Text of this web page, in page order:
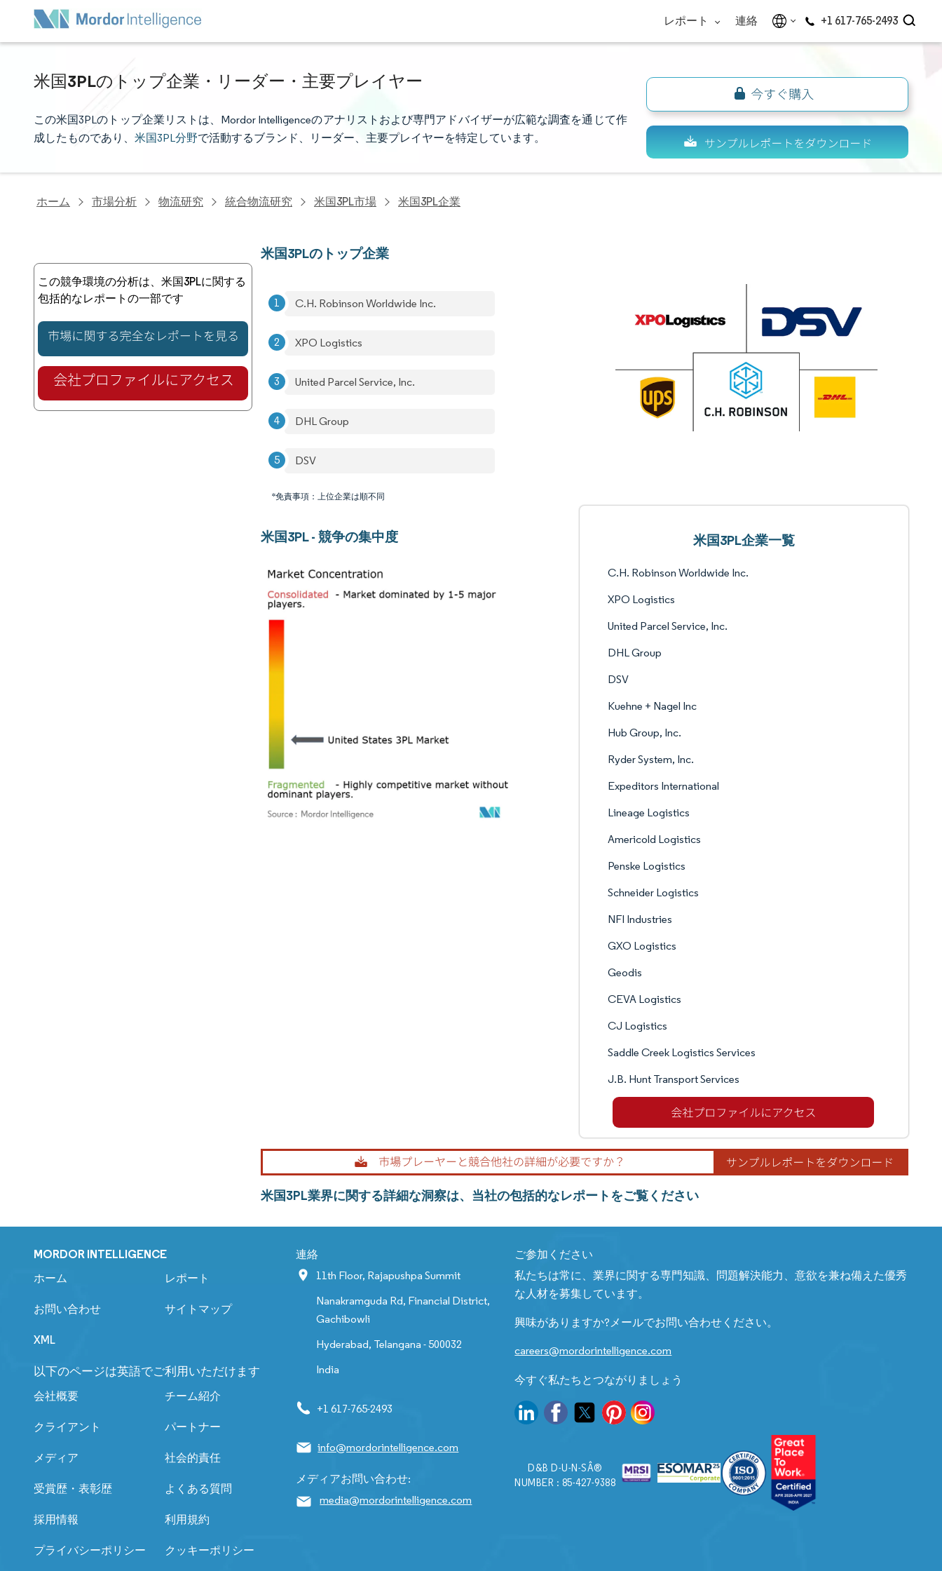
レポート 連絡 +1 617-765-2493
米国3PLのトップ企業・リーダー・主要プレイヤー
この米国3PLのトップ企業リストは、Mordor Intelligenceのアナリストおよび専門アドバイザーが広範な調査を通じて作
成したものであり、 米国3PL分野で活動するブランド、リーダー、主要プレイヤーを特定しています。
ホーム 市場分析 物流研究 統合物流研究 米国3PL市場 米国3PL企業
この競争環境の分析は、米国3PLに関する
包括的なレポートの一部です
米国3PLのトップ企業
C.H. Robinson Worldwide Inc.
XPO Logistics
United Parcel Service, Inc.
DHL Group
DSV
*免責事項：上位企業は順不同
米国3PL - 競争の集中度 米国3PL企業一覧
C.H. Robinson Worldwide Inc.
XPO Logistics
United Parcel Service, Inc.
DHL Group
DSV
Kuehne + Nagel Inc
Hub Group, Inc.
Ryder System, Inc.
Expeditors International
Lineage Logistics
Americold Logistics
Penske Logistics
Schneider Logistics
NFI Industries
GXO Logistics
Geodis
CEVA Logistics
CJ Logistics
Saddle Creek Logistics Services
J.B. Hunt Transport Services
米国3PL業界に関する詳細な洞察は、当社の包括的なレポートをご覧ください
MORDOR INTELLIGENCE
ホーム レポート
お問い合わせ サイトマップ
XML
以下のページは英語でご利用いただけます
会社概要 チーム紹介
クライアント パートナー
メディア 社会的責任
受賞歴・表彰歴 よくある質問
採用情報 利用規約
プライバシーポリシー クッキーポリシー
連絡
11th Floor, Rajapushpa Summit
Nanakramguda Rd, Financial District,
Gachibowli
Hyderabad, Telangana - 500032
India
+1 617-765-2493
info@mordorintelligence.com
メディアお問い合わせ:
media@mordorintelligence.com
ご参加ください
私たちは常に、業界に関する専門知識、問題解決能力、意欲を兼ね備えた優秀
な人材を募集しています。
興味がありますか?メールでお問い合わせください。
careers@mordorintelligence.com
今すぐ私たちとつながりましょう
D&B D-U-N-SÂ®
NUMBER : 85-427-9388